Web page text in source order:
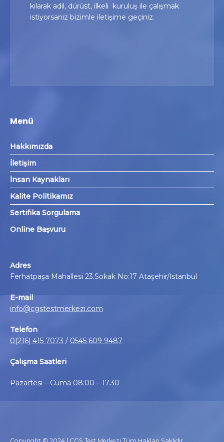
kılarak adil, dürüst, ilkeli kuruluş ile çalışmak
istiyorsanız bizimle iletişime geçiniz.
Menü
Hakkımızda
İletişim
İnsan Kaynakları
Kalite Politikamız
Sertifika Sorgulama
Online Başvuru
Adres
Ferhatpaşa Mahallesi 23.Sokak No:17 Ataşehir/İstanbul
E-mail
info@cgstestmerkezi.com
Telefon
0(216) 415 7073 / 0545 609 9487
Çalışma Saatleri
Pazartesi – Cuma 08:00 – 17.30
Copyright © 2024 | CGS Test Merkezi Tüm Hakları Saklıdır.